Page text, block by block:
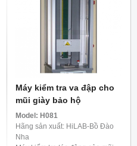
Máy kiểm tra va đập cho
mũi giày bảo hộ
Model: H081
Hãng sản xuất: HiLAB-Bồ Đào
Nha